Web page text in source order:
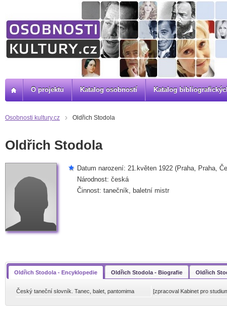
Osobnosti kultury.cz Oldřich Stodola
Oldřich Stodola
Datum narození: 21.květen 1922 (Praha, Praha,
Národnost: česká
Činnost: tanečník, baletní mistr
Oldřich Stodola - Encyklopedie Oldřich Stodola - Biografie Oldřich
Český taneční slovník. Tanec, balet, pantomima [zpracoval Kabinet pro
O projektu Katalog osobností Katalog